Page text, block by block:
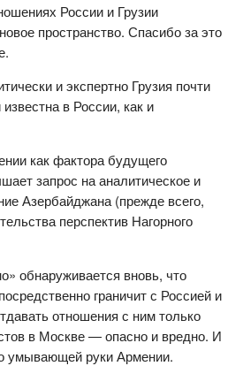
России и Грузии
пространство. Спасибо за это
и экспертно Грузия почти
в России, как и
как фактора будущего
запрос на аналитическое и
Азербайджана (прежде всего,
перспектив Нагорного
обнаруживается вновь, что
граничит с Россией и
отношения с ним только
в Москве — опасно и вредно. И
умывающей руки Армении.